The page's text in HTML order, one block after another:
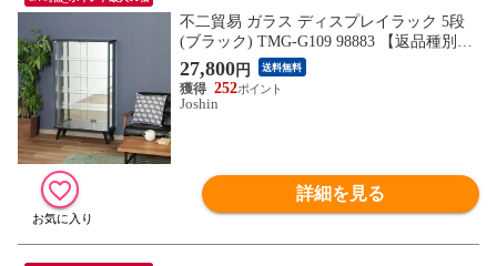
不二貿易 ガラス ディスプレイラック 5段
(ブラック) TMG-G109 98883 【返品種別
B】
27,800円 送料無料
252
Joshin
詳細を見る